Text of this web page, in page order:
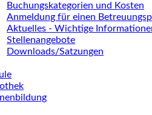
Buchungskategorien und Kosten
Anmeldung für einen
Aktuelles - Wichtige
Stellenangebote
Downloads/Satzungen